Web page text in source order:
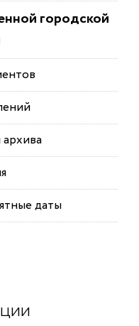
городской
даты